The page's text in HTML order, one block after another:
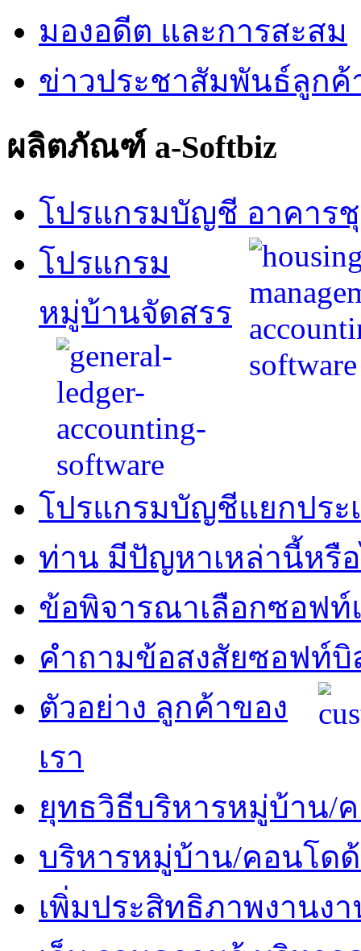
มองอดีต และการสะสม
ข่าวประชาสัมพันธ์ลูก
ผลิตภัณฑ์ a-Softbiz
โปรแกรมบัญชี อาคาร
โปรแกรม
หมู่บ้านจัดสรร
โปรแกรมบัญชีแยกประ
ท่าน มีปัญหาเหล่านี้หรื
ข้อพิจารณาเลือกซอฟท์
คำถามข้อสงสัยซอฟท์บิ
ตัวอย่าง ลูกค้าของ
เรา
ยุทธวิธีบริหารหมู่บ้าน/
บริหารหมู่บ้าน/คอนโด
เพิ่มประสิทธิภาพงานง